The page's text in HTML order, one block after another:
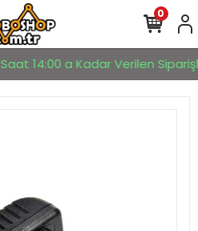
Saat 14:00 a Kadar Verilen
0